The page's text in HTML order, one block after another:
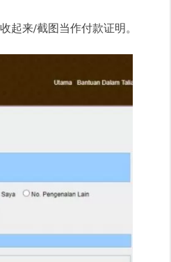
起来/截图当作付款证明。